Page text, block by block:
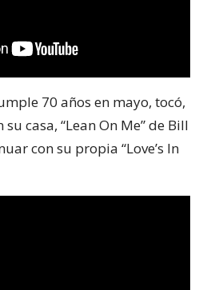
70 años en mayo, tocó,
casa, “Lean On Me” de Bill
con su propia “Love’s In